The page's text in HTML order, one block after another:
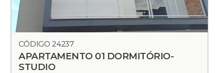
CÓDIGO 24237
APARTAMENTO 01 DORMITÓRIO-
STUDIO